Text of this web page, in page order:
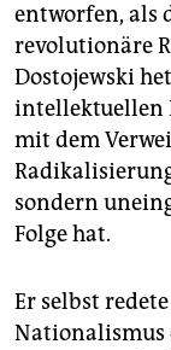
entworfen, als
revolutionäre
Dostojewski
intellektuellen
mit dem
sondern
Folge hat.
Er selbst
Nationalismus